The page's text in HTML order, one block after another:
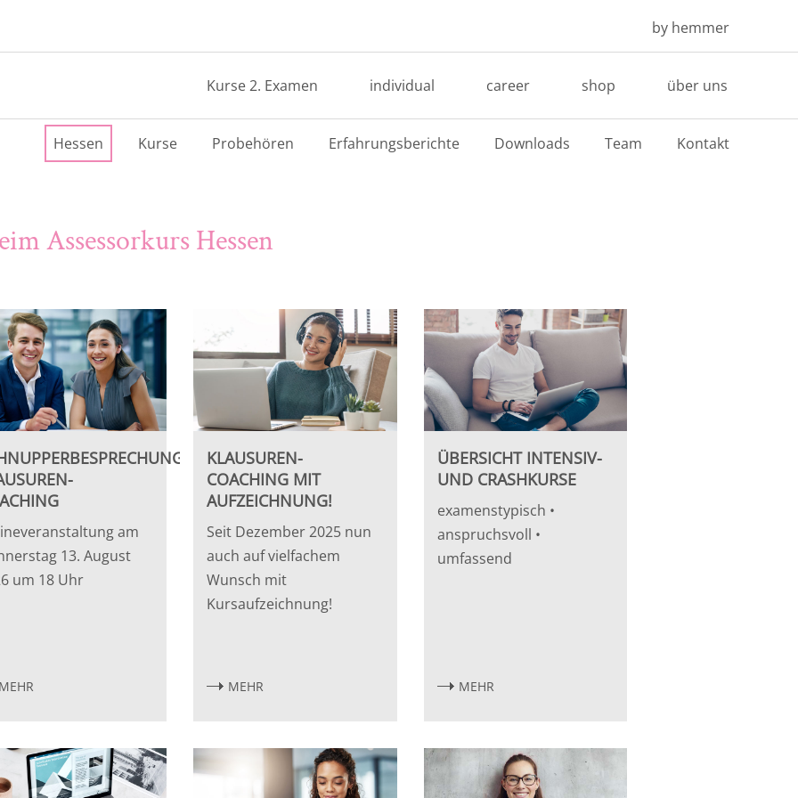
by hemmer
Kurse 2. Examen individual career shop über uns
Hessen Kurse Probehören Erfahrungsberichte Downloads Team Kontakt
Assessorkurs Hessen
am
13. August
um 18 Uhr
MEHR
KLAUSUREN-
COACHING MIT
AUFZEICHNUNG!
Seit Dezember 2025 nun
auch auf vielfachem
Wunsch mit
Kursaufzeichnung!
MEHR
ÜBERSICHT INTENSIV-
UND CRASHKURSE
examenstypisch •
anspruchsvoll •
umfassend
MEHR